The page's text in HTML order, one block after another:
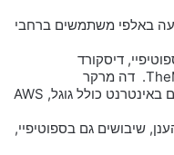
באלפי משתמשים ברחבי
דיסקורד
תקלה מסתורית השביתה חלקים נרחבים באינטרנט כולל גוגל, AWS
שיבושים גם בספוטיפיי,